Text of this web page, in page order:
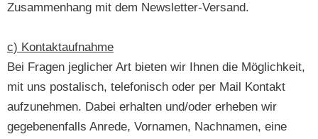
Zusammenhang mit dem Newsletter-Versand.
c) Kontaktaufnahme
Bei Fragen jeglicher Art bieten wir Ihnen die Möglichkeit,
mit uns postalisch, telefonisch oder per Mail Kontakt
aufzunehmen. Dabei erhalten und/oder erheben wir
gegebenenfalls Anrede, Vornamen, Nachnamen, eine